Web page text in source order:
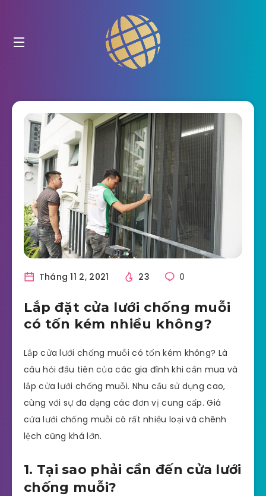
Tháng 11 2, 2021 23 0
Lắp đặt cửa lưới chống muỗi
có tốn kém nhiều không?
Lắp cửa lưới chống muỗi có tốn kém không? Là
câu hỏi đầu tiên của các gia đình khi cần mua và
lắp cửa lưới chống muỗi. Nhu cầu sử dụng cao,
cùng với sự đa dạng các đơn vị cung cấp. Giá
cửa lưới chống muỗi có rất nhiều loại và chênh
lệch cũng khá lớn.
1. Tại sao phải cần đến cửa lưới
chống muỗi?